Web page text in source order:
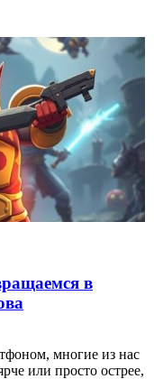
в
многие из нас
или просто острее,